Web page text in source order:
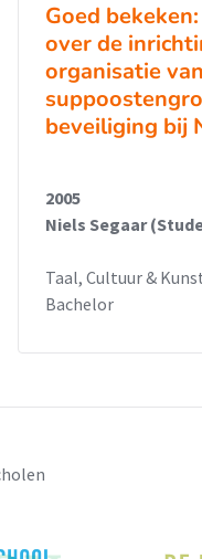
Goed
over de
organisatie
beveiliging bij
2005
Niels Segaar
Taal, Cultuur &
Bachelor